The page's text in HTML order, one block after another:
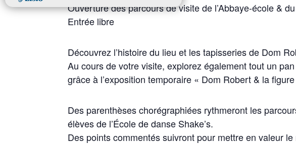
Ouverture des parcours de visite de l’Abbaye-école &
Entrée libre
Découvrez l’histoire du lieu et les tapisseries de Dom
Au cours de votre visite, explorez également tout un
grâce à l’exposition temporaire « Dom Robert & la
Des parenthèses chorégraphiées rythmeront les
élèves de l’École de danse Shake’s.
Des points commentés suivront pour mettre en valeur